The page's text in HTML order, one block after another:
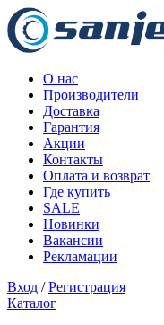
О нас
Производители
Доставка
Гарантия
Акции
Контакты
Оплата и возврат
Где купить
SALE
Новинки
Вакансии
Рекламации
Вход /Регистрация
Каталог